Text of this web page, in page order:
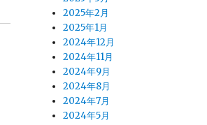
2025年2月
2025年1月
2024年12月
2024年11月
2024年9月
2024年8月
2024年7月
2024年5月